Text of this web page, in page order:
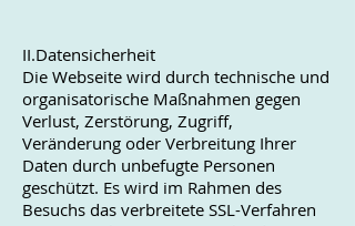
II.Datensicherheit
Die Webseite wird durch technische und
organisatorische Maßnahmen gegen
Verlust, Zerstörung, Zugriff,
Veränderung oder Verbreitung Ihrer
Daten durch unbefugte Personen
geschützt. Es wird im Rahmen des
Besuchs das verbreitete SSL-Verfahren